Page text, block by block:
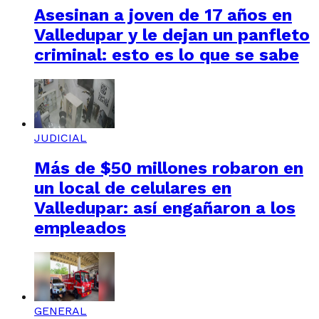
Asesinan a joven de 17 años en
Valledupar y le dejan un panfleto
criminal: esto es lo que se sabe
JUDICIAL
Más de $50 millones robaron en
un local de celulares en
Valledupar: así engañaron a los
empleados
GENERAL